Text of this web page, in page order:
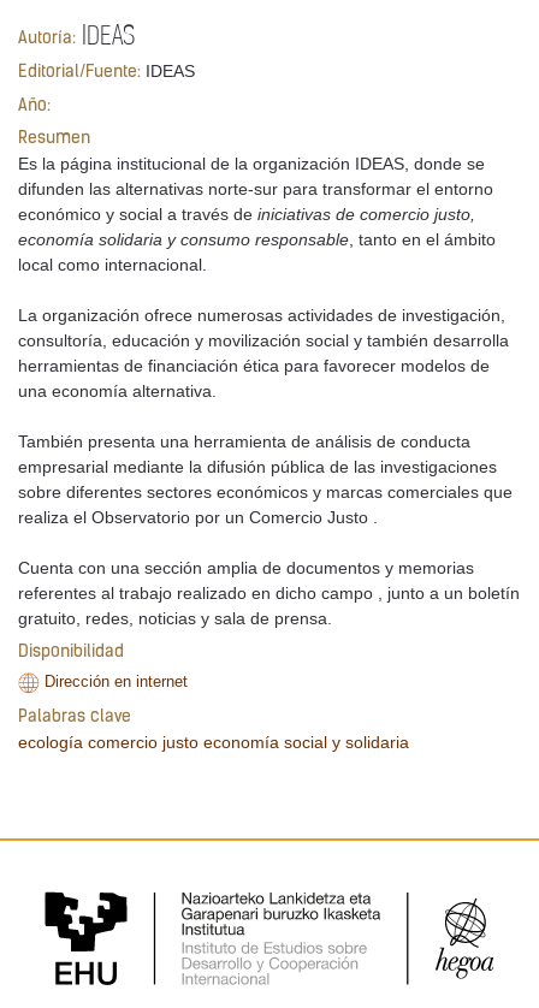
Autoría: IDEAS
Editorial/Fuente: IDEAS
Año:
Resumen
Es la página institucional de la organización IDEAS, donde se
difunden las alternativas norte-sur para transformar el entorno
económico y social a través de iniciativas de comercio justo,
economía solidaria y consumo responsable, tanto en el ámbito
local como internacional.
La organización ofrece numerosas actividades de investigación,
consultoría, educación y movilización social y también desarrolla
herramientas de financiación ética para favorecer modelos de
una economía alternativa.
También presenta una herramienta de análisis de conducta
empresarial mediante la difusión pública de las investigaciones
sobre diferentes sectores económicos y marcas comerciales que
realiza el Observatorio por un Comercio Justo .
Cuenta con una sección amplia de documentos y memorias
referentes al trabajo realizado en dicho campo , junto a un boletín
gratuito, redes, noticias y sala de prensa.
Disponibilidad
Dirección en internet
Palabras clave
ecología comercio justo economía social y solidaria